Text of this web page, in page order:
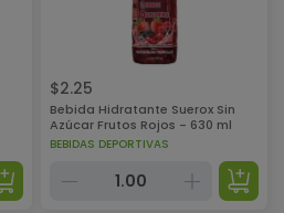
$2.25
Bebida Hidratante Suerox Sin
Azúcar Frutos Rojos - 630 ml
BEBIDAS DEPORTIVAS